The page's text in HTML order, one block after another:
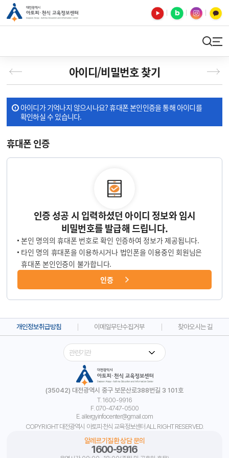
아이디/비밀번호 찾기
아이디가 기억나지 않으시나요? 휴대폰 본인인증을 통해 아이디를
확인하실 수 있습니다.
휴대폰 인증
인증 성공 시 입력하셨던 아이디 정보와 임시
비밀번호를 발급해 드립니다.
본인 명의의 휴대폰 번호로 확인 인증하여 정보가 제공됩니다.
타인 명의 휴대폰을 이용하시거나 법인폰을 이용중인 회원님은
휴대폰 본인인증이 불가합니다.
인증
개인정보취급방침 이메일무단수집거부 찾아오시는 길
(35042) 대전광역시 중구 보문산로388번길 3 101호
T. 1600-9916
F. 070-4747-0500
E. allergyinfocenter@gmail.com
COPYRIGHT 대전광역시 아토피·천식 교육정보센터 ALL RIGHT RESERVED.
알레르기질환 상담 문의
1600-9916